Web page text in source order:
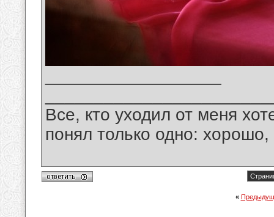
Все, кто уходил от меня
понял только одно:
«